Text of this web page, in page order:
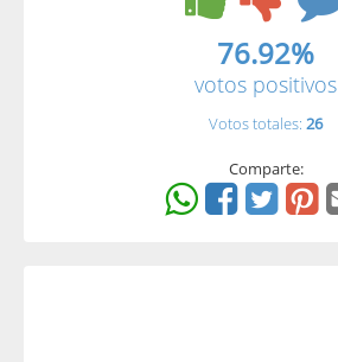
76.92%
votos positivos
Votos totales: 26
Comparte: